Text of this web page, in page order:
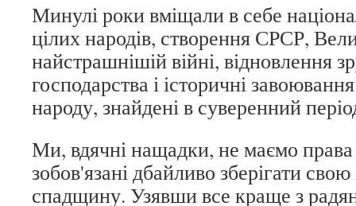
Минулі роки вміщали в себе
цілих народів, створення СРСР,
найстрашнішій війні, відновлення
господарства і історичні
народу, знайдені в суверенний
Ми, вдячні нащадки, не маємо права
зобов'язані дбайливо зберігати
спадщину. Узявши все краще з